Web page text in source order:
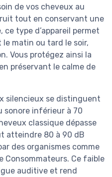
de vos cheveux au
tout en conservant une
type d’appareil permet
matin ou tard le soir,
Vous protégez ainsi la
préservant le calme de
silencieux se distinguent
sonore inférieur à 70
classique dépasse
atteindre 80 à 90 dB
des organismes comme
Consommateurs. Ce faible
auditive et rend